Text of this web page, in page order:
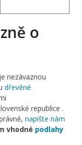
o
nezávaznou
dřevěné
republice .
napište nám
vhodné podlahy